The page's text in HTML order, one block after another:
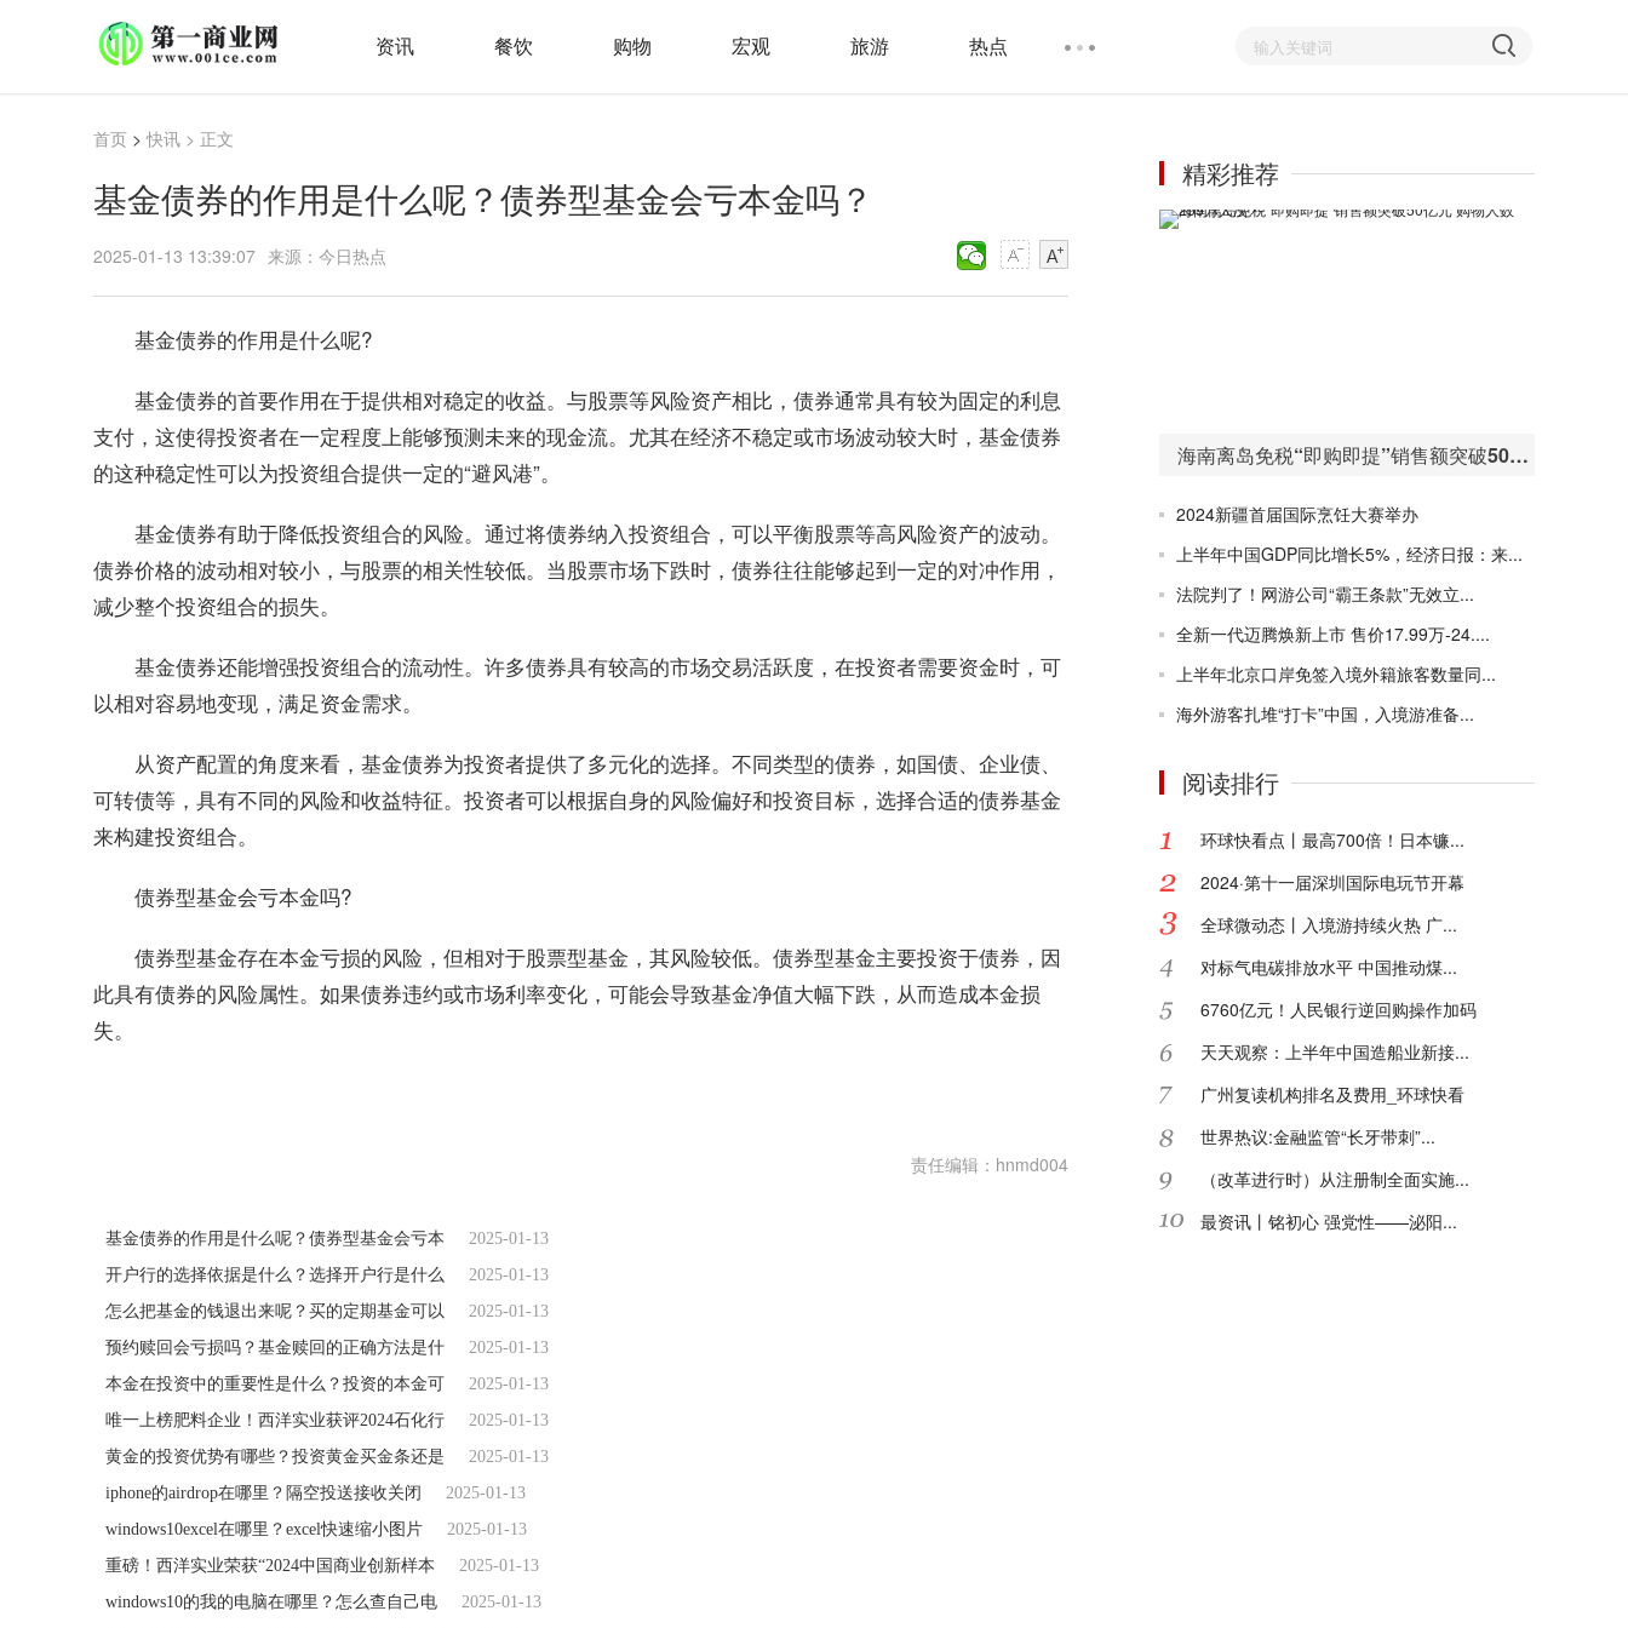
资讯 餐饮 购物 宏观 旅游 热点
首页 >快讯 > 正文
基金债券的作用是什么呢？债券型基金会亏本金吗？
2025-01-13 13:39:07 来源：今日热点
基金债券的作用是什么呢?
基金债券的首要作用在于提供相对稳定的收益。与股票等风险资产相比，债券通常具有较为固定的利息
支付，这使得投资者在一定程度上能够预测未来的现金流。尤其在经济不稳定或市场波动较大时，基金债券
的这种稳定性可以为投资组合提供一定的“避风港”。
基金债券有助于降低投资组合的风险。通过将债券纳入投资组合，可以平衡股票等高风险资产的波动。
债券价格的波动相对较小，与股票的相关性较低。当股票市场下跌时，债券往往能够起到一定的对冲作用，
减少整个投资组合的损失。
基金债券还能增强投资组合的流动性。许多债券具有较高的市场交易活跃度，在投资者需要资金时，可
以相对容易地变现，满足资金需求。
从资产配置的角度来看，基金债券为投资者提供了多元化的选择。不同类型的债券，如国债、企业债、
可转债等，具有不同的风险和收益特征。投资者可以根据自身的风险偏好和投资目标，选择合适的债券基金
来构建投资组合。
债券型基金会亏本金吗?
‌债券型基金存在本金亏损的风险，但相对于股票型基金，其风险较低‌。债券型基金主要投资于债券，因
此具有债券的风险属性。如果债券违约或市场利率变化，可能会导致基金净值大幅下跌，从而造成本金损
失。‌
责任编辑：hnmd004
基金债券的作用是什么呢？债券型基金会亏本
2025-01-13
开户行的选择依据是什么？选择开户行是什么
2025-01-13
怎么把基金的钱退出来呢？买的定期基金可以
2025-01-13
预约赎回会亏损吗？基金赎回的正确方法是什
2025-01-13
本金在投资中的重要性是什么？投资的本金可
2025-01-13
唯一上榜肥料企业！西洋实业获评2024石化行
2025-01-13
黄金的投资优势有哪些？投资黄金买金条还是
2025-01-13
iphone的airdrop在哪里？隔空投送接收关闭
2025-01-13
windows10excel在哪里？excel快速缩小图片
2025-01-13
重磅！西洋实业荣获“2024中国商业创新样本
2025-01-13
windows10的我的电脑在哪里？怎么查自己电
2025-01-13
精彩推荐
海南离岛免税“即购即提”销售额突破50亿元 购物人数255万人次
2024新疆首届国际烹饪大赛举办
上半年中国GDP同比增长5%，经济日报：来...
法院判了！网游公司“霸王条款”无效立...
全新一代迈腾焕新上市 售价17.99万-24....
上半年北京口岸免签入境外籍旅客数量同...
海外游客扎堆“打卡”中国，入境游准备...
阅读排行
环球快看点丨最高700倍！日本镰...
2024·第十一届深圳国际电玩节开幕
全球微动态丨入境游持续火热 广...
对标气电碳排放水平 中国推动煤...
6760亿元！人民银行逆回购操作加码
天天观察：上半年中国造船业新接...
广州复读机构排名及费用_环球快看
世界热议:金融监管“长牙带刺”...
（改革进行时）从注册制全面实施...
最资讯丨铭初心 强党性——泌阳...